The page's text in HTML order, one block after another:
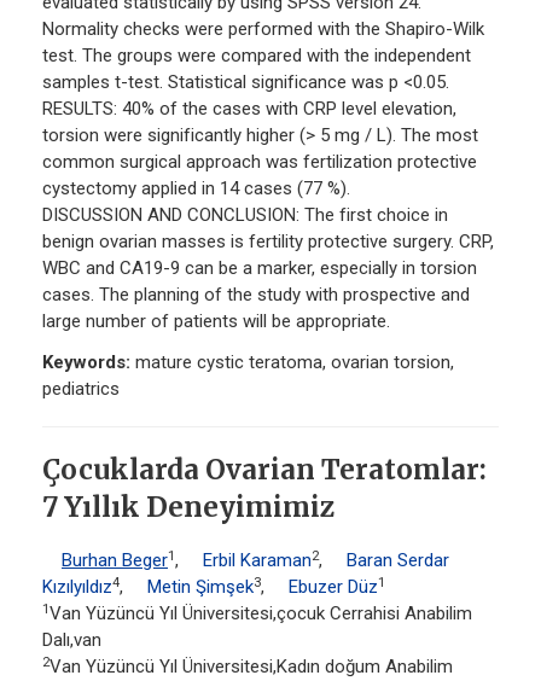
Normality checks were performed with the Shapiro-Wilk
test. The groups were compared with the independent
samples t-test. Statistical significance was p <0.05.
RESULTS: 40% of the cases with CRP level elevation,
torsion were significantly higher (> 5 mg / L). The most
common surgical approach was fertilization protective
cystectomy applied in 14 cases (77 %).
DISCUSSION AND CONCLUSION: The first choice in
benign ovarian masses is fertility protective surgery. CRP,
WBC and CA19-9 can be a marker, especially in torsion
cases. The planning of the study with prospective and
large number of patients will be appropriate.
Keywords: mature cystic teratoma, ovarian torsion,
pediatrics
Çocuklarda Ovarian Teratomlar:
7 Yıllık Deneyimimiz
Burhan Beger1, Erbil Karaman2,
Baran Serdar
Kızılyıldız4, Metin Şimşek3, Ebuzer Düz1
1Van Yüzüncü Yıl Üniversitesi,çocuk Cerrahisi Anabilim
Dalı,van
2Van Yüzüncü Yıl Üniversitesi,Kadın doğum Anabilim